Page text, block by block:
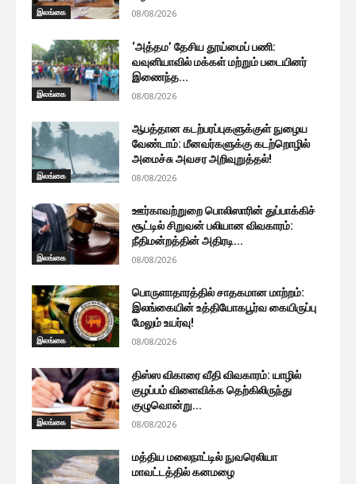
இலங்கை 08/08/2026
இலங்கை
‘அத்தம’ தேசிய தூய்மைப் பணி:
வவுனியாவில் மக்கள் மற்றும் படையினர்
இணைந்த...
08/08/2026
இலங்கை
ஆபத்தான கடற்பரப்புகளுக்குள் நுழைய
வேண்டாம்: மீனவர்களுக்கு கடற்றொழில்
அமைச்சு அவசர அறிவுறுத்தல்!
08/08/2026
இலங்கை
ஊர்காவற்றுறை பொலிஸாரின் துப்பாக்கிச்
சூட்டில் சிறுவன் பலியான விவகாரம்:
நீதிமன்றத்தின் அதிரடி...
08/08/2026
இலங்கை
பொருளாதாரத்தில் சாதகமான மாற்றம்:
இலங்கையின் உத்தியோகபூர்வ கையிருப்பு
மேலும் உயர்வு!
08/08/2026
இலங்கை
திஸ்ஸ விகாரை வீதி விவகாரம்: யாழில்
குழப்பம் விளைவிக்க தெற்கிலிருந்து
குழுவொன்று...
08/08/2026
மத்திய மலைநாட்டில் நுவரெலியா
மாவட்டத்தில் கனமழை